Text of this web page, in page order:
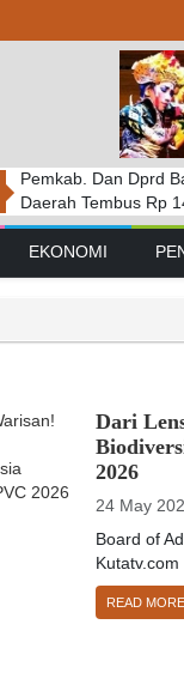
Pemkab. Dan Dprd
Daerah Tembus Rp
DPRD BADUNG
PERSIDANGAN
Penanganan
Tantangan
EKONOMI
Dari
2026
24 May
Board of
READ MORE